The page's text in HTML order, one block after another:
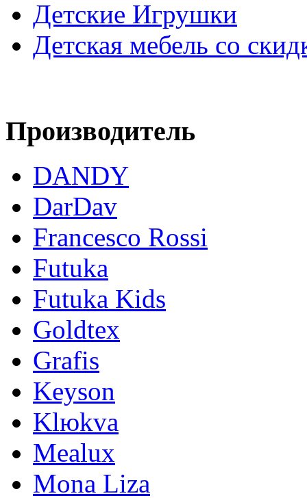
Детские Игрушки
Детская мебель со
Производитель
DANDY
DarDav
Francesco Rossi
Futuka
Futuka Kids
Goldtex
Grafis
Keyson
Klюkva
Mealux
Mona Liza